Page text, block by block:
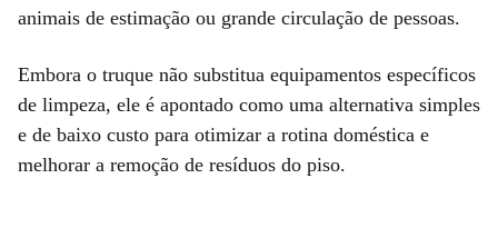
animais de estimação ou grande circulação de pessoas.
Embora o truque não substitua equipamentos específicos
de limpeza, ele é apontado como uma alternativa simples
e de baixo custo para otimizar a rotina doméstica e
melhorar a remoção de resíduos do piso.